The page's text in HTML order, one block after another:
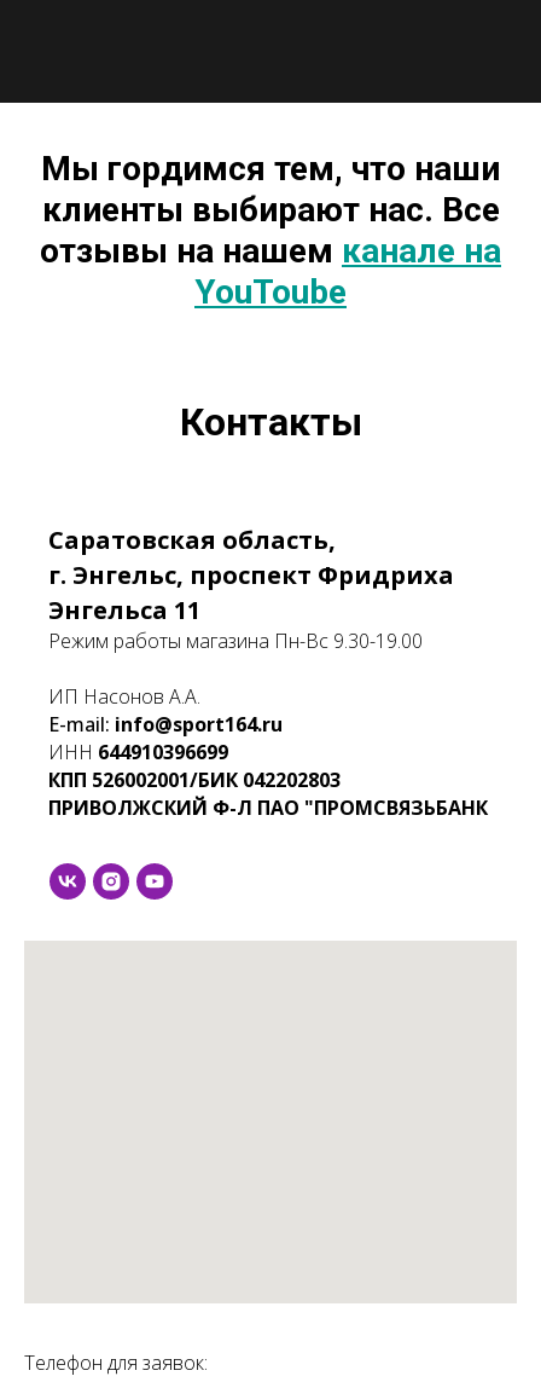
Мы гордимся тем, что наши
клиенты выбирают нас. Все
отзывы на нашем канале на
YouToube
Контакты
Саратовская область,
г. Энгельс, проспект Фридриха
Энгельса 11
Режим работы магазина Пн-Вс 9.30-19.00
ИП Насонов А.А.
E-mail: info@sport164.ru
ИНН 644910396699
КПП 526002001/БИК 042202803
ПРИВОЛЖСКИЙ Ф-Л ПАО "ПРОМСВЯЗЬБАНК
Телефон для заявок: